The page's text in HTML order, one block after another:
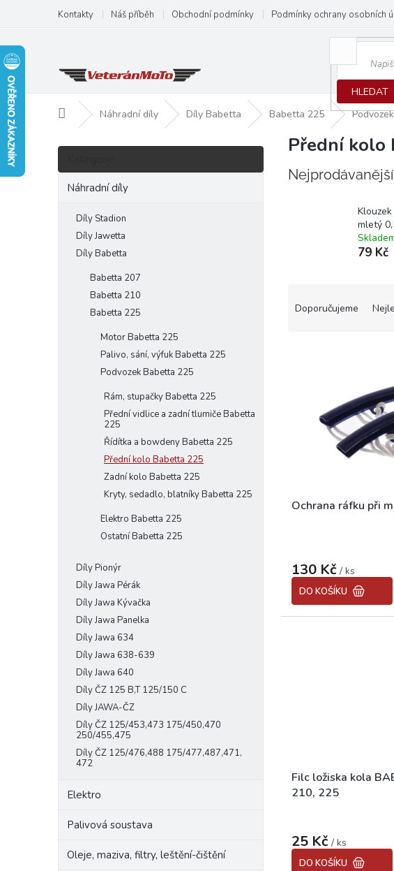
obsah
Kontakty Náš příběh Obchodní podmínky Podmínky ochrany osobních
HLEDAT
Domů Náhradní díly Díly Babetta Babetta 225
P
s
Přeskočit
Náhradní díly
Díly Stadion
Díly Jawetta
Díly Babetta
Babetta 207
Babetta 210
Babetta 225
Motor Babetta 225
Palivo, sání, výfuk Babetta 225
Podvozek Babetta 225
Rám, stupačky Babetta 225
Přední vidlice a zadní tlumiče Babetta
225
Řídítka a bowdeny Babetta 225
Přední kolo Babetta 225
Zadní kolo Babetta 225
Kryty, sedadlo, blatníky Babetta 225
Elektro Babetta 225
Ostatní Babetta 225
Díly Pionýr
Díly Jawa Pérák
Díly Jawa Kývačka
Díly Jawa Panelka
Díly Jawa 634
Díly Jawa 638-639
Díly Jawa 640
Díly ČZ 125 B,T 125/150 C
Díly JAWA-ČZ
Díly ČZ 125/453,473 175/450,470
250/455,475
Díly ČZ 125/476,488 175/477,487,471,
472
Elektro
Palivová soustava
Oleje, maziva, filtry, leštění-čištění
Přední kolo
Nejprodávanější
mletý
79 Kč
Doporučujeme
kOchrana ráfku při
130 Kč / ks
DO KOŠÍKU
Filc ložiska kola
210, 225
25 Kč / ks
DO KOŠÍKU